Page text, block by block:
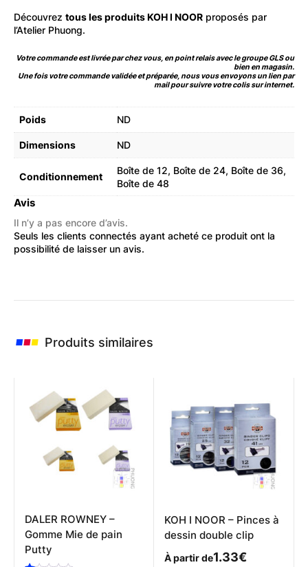
Découvrez tous les produits KOH I NOOR proposés par
l’Atelier Phuong.
Votre commande est livrée par chez vous, en point relais avec le groupe GLS ou
bien en magasin.
Une fois votre commande validée et préparée, nous vous envoyons un lien par
mail pour suivre votre colis sur internet.
Poids ND
Dimensions ND
Conditionnement
Boîte de 12, Boîte de 24, Boîte de 36,
Boîte de 48
Avis
Il n’y a pas encore d’avis.
Seuls les clients connectés ayant acheté ce produit ont la
possibilité de laisser un avis.
Produits similaires
DALER ROWNEY –
Gomme Mie de pain
Putty
KOH I NOOR – Pinces à
dessin double clip
À partir de1.33€